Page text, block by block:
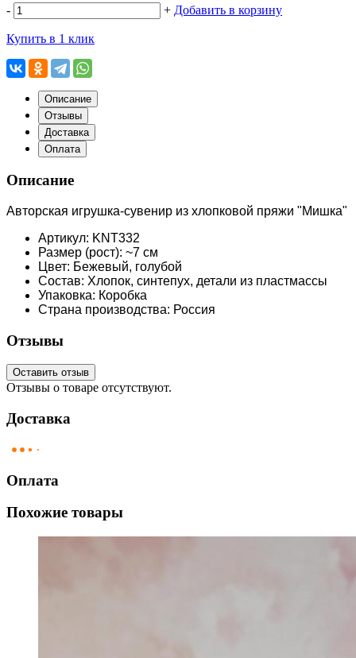
- + Добавить в корзину
Купить в 1 клик
Описание
Отзывы
Доставка
Оплата
Описание
Авторская игрушка-сувенир из хлопковой пряжи "Мишка"
Артикул: KNT332
Размер (рост): ~7 см
Цвет: Бежевый, голубой
Состав: Хлопок, синтепух, детали из пластмассы
Упаковка: Коробка
Страна производства: Россия
Отзывы
Оставить отзыв
Отзывы о товаре отсутствуют.
Доставка
Оплата
Похожие товары